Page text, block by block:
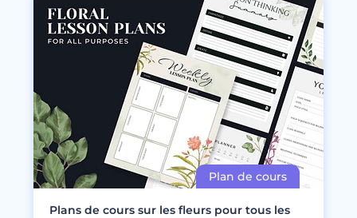
Plans de cours sur les fleurs pour tous les